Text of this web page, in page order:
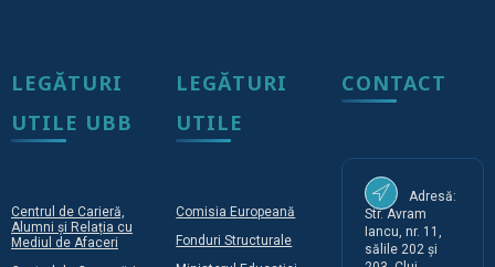
LEGĂTURI
UTILE UBB
Centrul de Carieră,
Alumni și Relația cu
Mediul de Afaceri
LEGĂTURI
UTILE
Comisia Europeană
Fonduri Structurale
CONTACT
Adresă:
Str. Avram
Iancu, nr. 11,
sălile 202 și